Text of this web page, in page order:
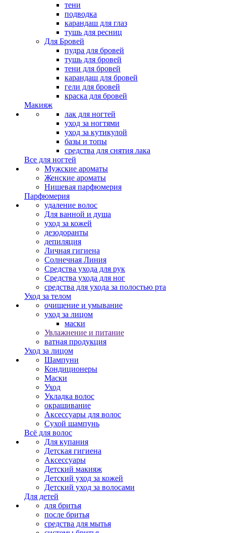
тени
подводка
карандаш для глаз
тушь для ресниц
Для Бровей
пудра для бровей
тушь для бровей
тени для бровей
карандаш для бровей
гели для бровей
краска для бровей
Макияж
лак для ногтей
уход за ногтями
уход за кутикулой
базы и топы
средства для снятия лака
Все для ногтей
Мужские ароматы
Женские ароматы
Нишевая парфюмерия
Парфюмерия
удаление волос
Для ванной и душа
уход за кожей
дезодоранты
депиляция
Личная гигиена
Солнечная Линия
Средства ухода для рук
Средства ухода для ног
средства для ухода за полостью рта
Уход за телом
очищение и умывание
уход за лицом
маски
Увлажнение и питание
ватная продукция
Уход за лицом
Шампуни
Кондиционеры
Маски
Уход
Укладка волос
окрашивание
Аксессуары для волос
Сухой шампунь
Всё для волос
Для купания
Детская гигиена
Аксессуары
Детский макияж
Детский уход за кожей
Детский уход за волосами
Для детей
для бритья
после бритья
средства для мытья